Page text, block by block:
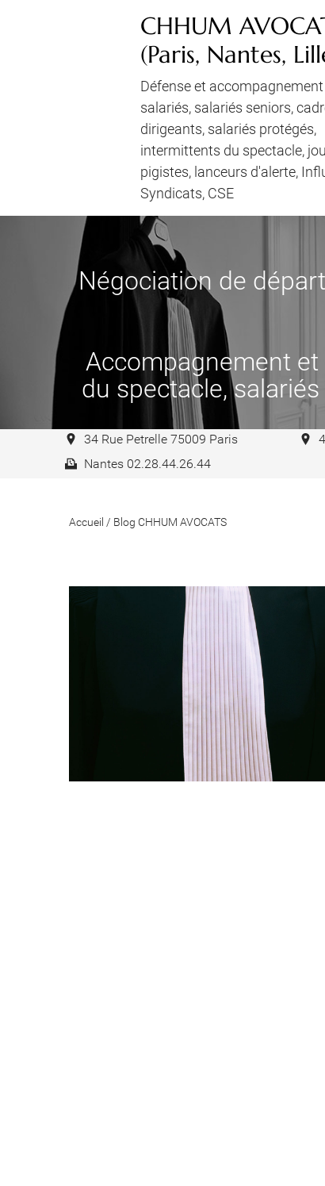
CHHUM
(Paris, Nantes,
Défense et
salariés, salariés seniors,
dirigeants, salariés protégés,
intermittents du spectacle,
pigistes, lanceurs d'alerte,
Syndicats, CSE
Négociation de
Accompagnement
du spectacle,
34 Rue Petrelle 75009 Paris
Nantes 02.28.44.26.44
Accueil / Blog CHHUM AVOCATS